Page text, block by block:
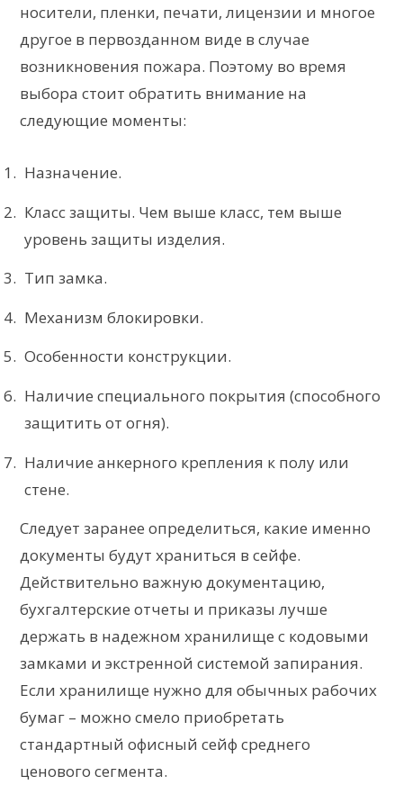
носители, пленки, печати, лицензии и многое
другое в первозданном виде в случае
возникновения пожара. Поэтому во время
выбора стоит обратить внимание на
следующие моменты:
Назначение.
Класс защиты. Чем выше класс, тем выше
уровень защиты изделия.
Тип замка.
Механизм блокировки.
Особенности конструкции.
Наличие специального покрытия (способного
защитить от огня).
Наличие анкерного крепления к полу или
стене.
Следует заранее определиться, какие именно
документы будут храниться в сейфе.
Действительно важную документацию,
бухгалтерские отчеты и приказы лучше
держать в надежном хранилище с кодовыми
замками и экстренной системой запирания.
Если хранилище нужно для обычных рабочих
бумаг – можно смело приобретать
стандартный офисный сейф среднего
ценового сегмента.